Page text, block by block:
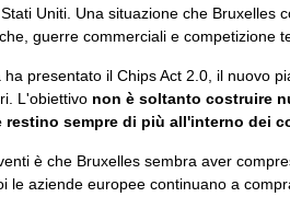
Uniti. Una situazione che Bruxelles
guerre commerciali e competizione
presentato il Chips Act 2.0, il nuovo
L'obiettivo non è soltanto costruire
restino sempre di più all'interno dei
è che Bruxelles sembra aver
le aziende europee continuano a